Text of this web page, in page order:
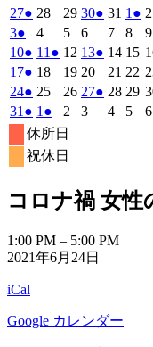
曜
日
曜
日
曜
日
曜
日
曜
日
曜
日
272026
年
7
月
27
日
● (1
件
の
イ
ベ
ン
ト)
282026
7
月
日
292026
年
7
月
29
日
302026
7
月
30
日
● (1
件
の
イ
ベ
ン
31 2026
年
7
月
31
日
1 2026
年
8
月
1
日
● (1
件
ン
2
32026
年
8
月
3
日
●
件
の
イ
ベ
ン
ト)
42026
年
8
月
4
日
52026
年
8
月
5
日
62026
年
8
月
6
日
72026
年
8
月
7
日
82026
年
8
月
8
日
9
102026
年
8
月
10
日
● (1
件
の
イ
ベ
ン
ト)
11 2026
11
日
● (1
件
の
イ
ベ
ン
ト)
12 2026
年
8
月
12
132026
年
8
月
● (1
件
の
イ
142026
年
8
月
14
15
年
8
月
15
172026
年
8
月
17
日
● (1
件
の
イ
ベ
ン
182026
月
18
日
192026
年
8
202026
年
21 2026
年
8
22
年
242026
年
8
月
24
● (1
件
の
イ
ベ
ト)
252026
年
8
月
25
262026
年
272026
● (1
件
ト)
282026
年
29
年
31 2026
年
8
月
日
● (1
件
の
イ
ン
1 2026
年
9
月
日
●
件
の
イ
ン
2 2026
日
32026
日
42026
日
52026
日
6
休所日
祝休日
コロナ禍 女性
コ
ロ
禍
女
1:00 PM – 5:00 PM
2021年6月24日
iCal
Google カレンダー